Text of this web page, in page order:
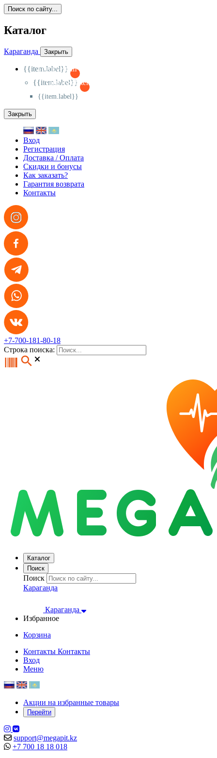
Поиск по сайту...
Каталог
Караганда Закрыть
{{item.label}}
{{activeItem==item.id?'-
{{item.label}}
{{activeSubitem==item.id?'-
{{item.label}}
Закрыть
Вход
Регистрация
Доставка / Оплата
Скидки и бонусы
Как заказать?
Гарантия возврата
Контакты
+7-700-181-80-18
Строка поиска:
Каталог
Поиск
Поиск
Караганда
Караганда
Избранное
Корзина
Контакты Контакты
Вход
Меню
Акции на избранные товары
Перейти
support@megapit.kz
+7 700 18 18 018